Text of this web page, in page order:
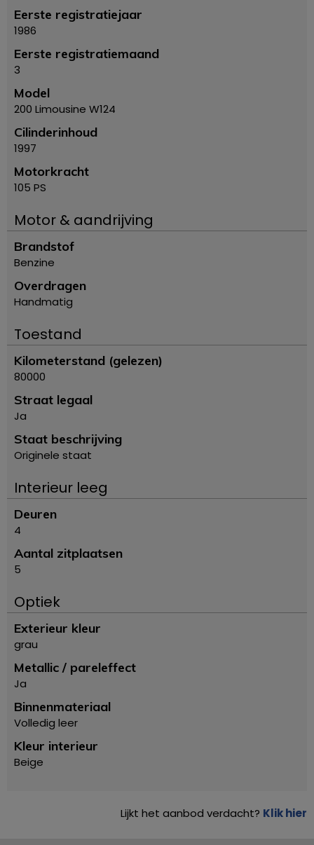
Eerste registratiejaar
1986
Eerste registratiemaand
3
Model
200 Limousine W124
Cilinderinhoud
1997
Motorkracht
105 PS
Motor & aandrijving
Brandstof
Benzine
Overdragen
Handmatig
Toestand
Kilometerstand (gelezen)
80000
Straat legaal
Ja
Staat beschrijving
Originele staat
Interieur leeg
Deuren
4
Aantal zitplaatsen
5
Optiek
Exterieur kleur
grau
Metallic / pareleffect
Ja
Binnenmateriaal
Volledig leer
Kleur interieur
Beige
Lijkt het aanbod verdacht? Klik hier